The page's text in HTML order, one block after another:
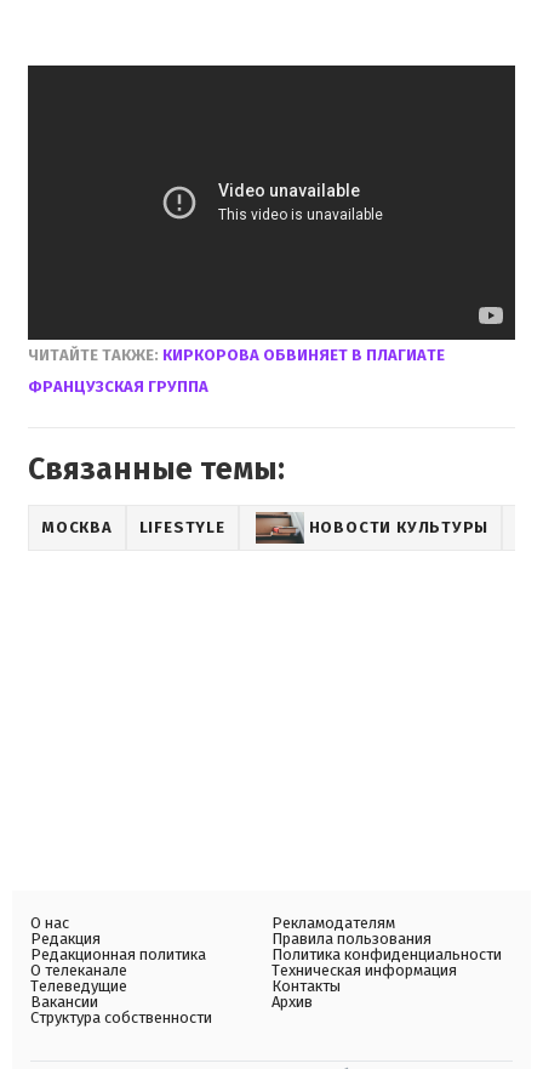
ЧИТАЙТЕ ТАКЖЕ: КИРКОРОВА ОБВИНЯЕТ В ПЛАГИАТЕ
ФРАНЦУЗСКАЯ ГРУППА
Связанные темы:
МОСКВА LIFESTYLE НОВОСТИ КУЛЬТУРЫ
О нас
Редакция
Редакционная политика
О телеканале
Телеведущие
Вакансии
Структура собственности
Рекламодателям
Правила пользования
Политика конфиденциальности
Техническая информация
Контакты
Архив